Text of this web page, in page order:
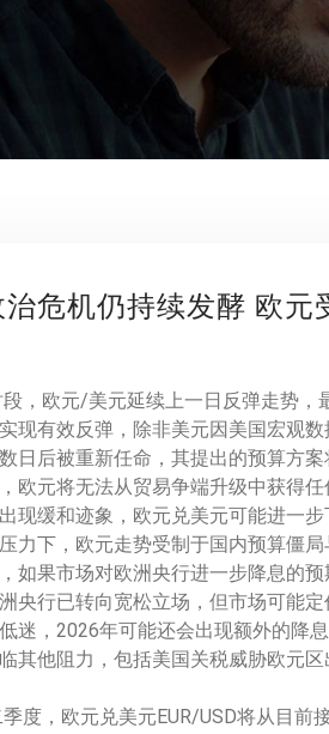
治危机仍持续发酵 欧元
，欧元/美元延续上一日反弹走势
现有效反弹，除非美元因美国宏观数
日后被重新任命，其提出的预算方
欧元将无法从贸易争端升级中获得任
现缓和迹象，欧元兑美元可能进一步
力下，欧元走势受制于国内预算僵局
如果市场对欧洲央行进一步降息的预
央行已转向宽松立场，但市场可能
迷，2026年可能还会出现额外的降息
其他阻力，包括美国关税威胁欧元
度，欧元兑美元EUR/USD将从目前